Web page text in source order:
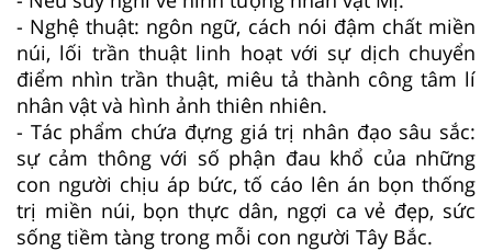
- Nghệ thuật: ngôn ngữ, cách nói đậm chất miền
núi, lối trần thuật linh hoạt với sự dịch chuyển
điểm nhìn trần thuật, miêu tả thành công tâm lí
nhân vật và hình ảnh thiên nhiên.
- Tác phẩm chứa đựng giá trị nhân đạo sâu sắc:
sự cảm thông với số phận đau khổ của những
con người chịu áp bức, tố cáo lên án bọn thống
trị miền núi, bọn thực dân, ngợi ca vẻ đẹp, sức
sống tiềm tàng trong mỗi con người Tây Bắc.